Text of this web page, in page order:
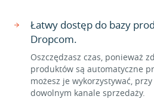
Łatwy dostęp do bazy
Dropcom.
Oszczędzasz czas, ponieważ
produktów są automatyczne
możesz je wykorzystywać,
dowolnym kanale sprzedaży.